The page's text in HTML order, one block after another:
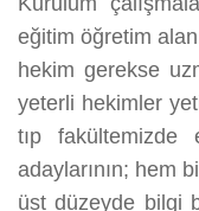
eğitim öğretim
hekim gerekse
yeterli hekimler
tıp
adaylarının; hem
üst düzeyde bilgi